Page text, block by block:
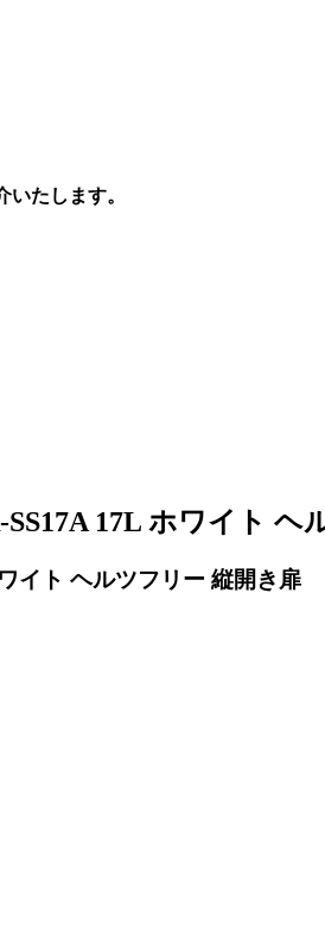
たします。
17L ホワイト
イト ヘルツフリー 縦開き扉